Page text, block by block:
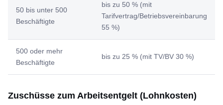
50 bis unter 500
Beschäftigte
bis zu 50 % (mit
Tarifvertrag/Betriebsvereinbarung
55 %)
500 oder mehr
Beschäftigte
bis zu 25 % (mit TV/BV 30 %)
Zuschüsse zum Arbeitsentgelt (Lohnkosten)